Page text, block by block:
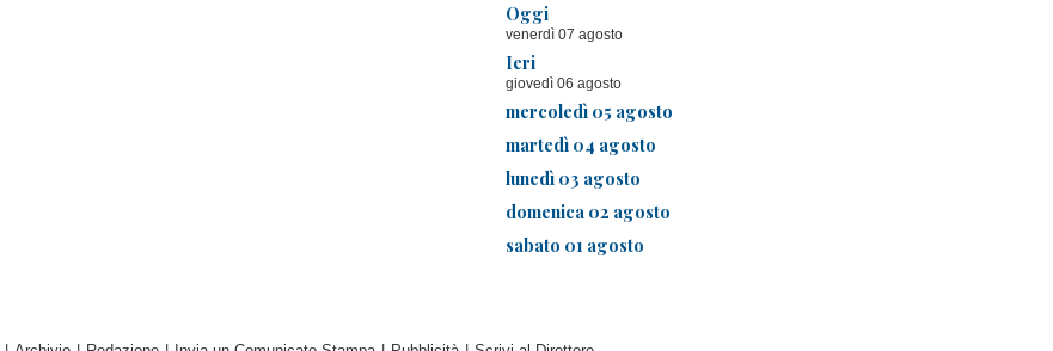
Oggi
venerdì 07 agosto
Ieri
giovedì 06 agosto
mercoledì 05 agosto
martedì 04 agosto
lunedì 03 agosto
domenica 02 agosto
sabato 01 agosto